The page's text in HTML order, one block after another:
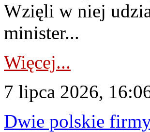
Wzięli w niej
minister...
Więcej...
7 lipca 2026,
Dwie polskie